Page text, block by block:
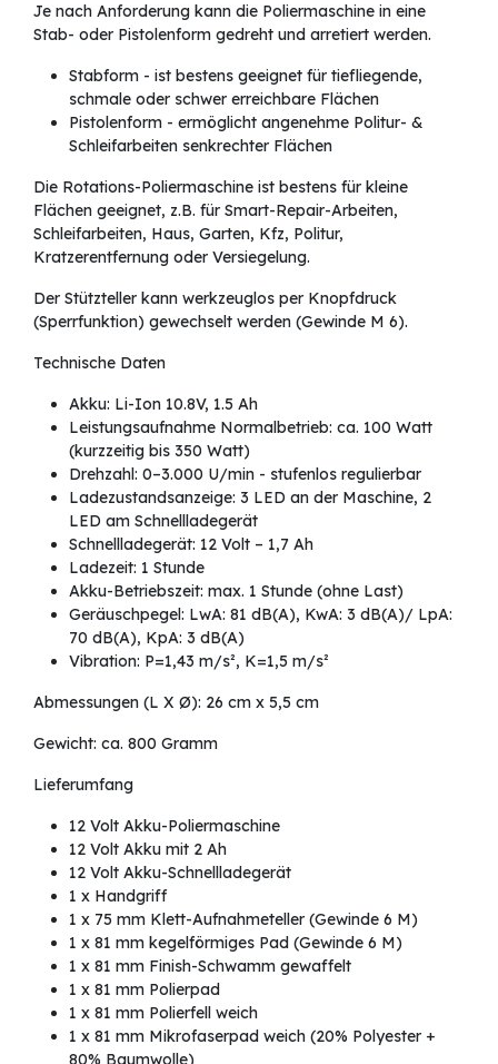
Je nach Anforderung kann die Poliermaschine in eine
Stab- oder Pistolenform gedreht und arretiert werden.
Stabform - ist bestens geeignet für tiefliegende,
schmale oder schwer erreichbare Flächen
Pistolenform - ermöglicht angenehme Politur- &
Schleifarbeiten senkrechter Flächen
Die Rotations-Poliermaschine ist bestens für kleine
Flächen geeignet, z.B. für Smart-Repair-Arbeiten,
Schleifarbeiten, Haus, Garten, Kfz, Politur,
Kratzerentfernung oder Versiegelung.
Der Stützteller kann werkzeuglos per Knopfdruck
(Sperrfunktion) gewechselt werden (Gewinde M 6).
Technische Daten
Akku: Li-Ion 10.8V, 1.5 Ah
Leistungsaufnahme Normalbetrieb: ca. 100 Watt
(kurzzeitig bis 350 Watt)
Drehzahl: 0–3.000 U/min - stufenlos regulierbar
Ladezustandsanzeige: 3 LED an der Maschine, 2
LED am Schnellladegerät
Schnellladegerät: 12 Volt – 1,7 Ah
Ladezeit: 1 Stunde
Akku-Betriebszeit: max. 1 Stunde (ohne Last)
Geräuschpegel: LwA: 81 dB(A), KwA: 3 dB(A)/ LpA:
70 dB(A), KpA: 3 dB(A)
Vibration: P=1,43 m/s², K=1,5 m/s²
Abmessungen (L X Ø): 26 cm x 5,5 cm
Gewicht: ca. 800 Gramm
Lieferumfang
12 Volt Akku-Poliermaschine
12 Volt Akku mit 2 Ah
12 Volt Akku-Schnellladegerät
1 x Handgriff
1 x 75 mm Klett-Aufnahmeteller (Gewinde 6 M)
1 x 81 mm kegelförmiges Pad (Gewinde 6 M)
1 x 81 mm Finish-Schwamm gewaffelt
1 x 81 mm Polierpad
1 x 81 mm Polierfell weich
1 x 81 mm Mikrofaserpad weich (20% Polyester +
80% Baumwolle)